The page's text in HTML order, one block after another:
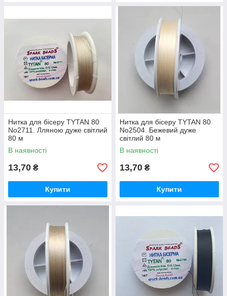
Нитка для бісеру TYTAN 80
No2711. Лляною дуже світлий
80 м
В наявності
13,70 ₴
Купити
Нитка для бісеру TYTAN 80
No2504. Бежевий дуже
світлий 80 м
В наявності
13,70 ₴
Купити